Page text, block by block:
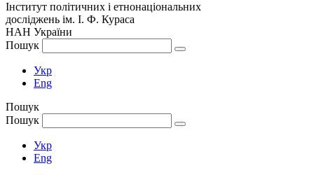
Інститут політичних і етнонаціональних
досліджень ім. І. Ф. Кураса
НАН України
Пошук
Укр
Eng
Пошук
Пошук
Укр
Eng